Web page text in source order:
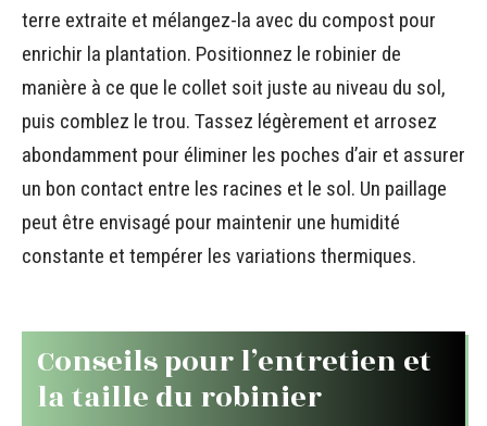
terre extraite et mélangez-la avec du compost pour
enrichir la plantation. Positionnez le robinier de
manière à ce que le collet soit juste au niveau du sol,
puis comblez le trou. Tassez légèrement et arrosez
abondamment pour éliminer les poches d’air et assurer
un bon contact entre les racines et le sol. Un paillage
peut être envisagé pour maintenir une humidité
constante et tempérer les variations thermiques.
Conseils pour l’entretien et
la taille du robinier